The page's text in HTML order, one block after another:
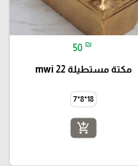
50 ₪
مكتة مستطيلة mwi 22
18*8*7
add_shopping_cart